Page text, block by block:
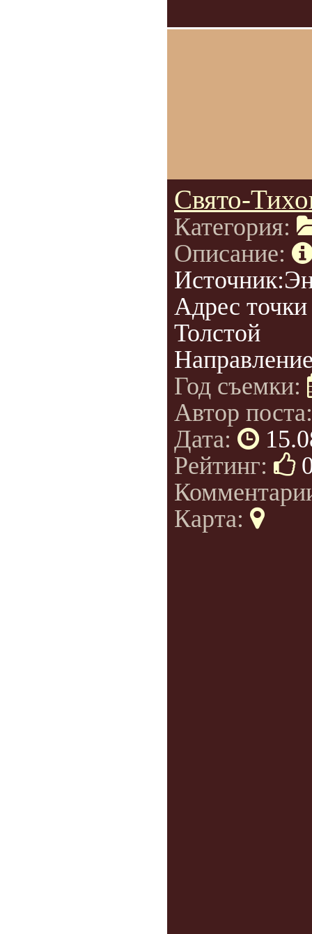
Свято-
Категория:
Описание:
Адрес
Толстой
Год съемки:
Автор
Дата:
Рейтинг:
Карта: